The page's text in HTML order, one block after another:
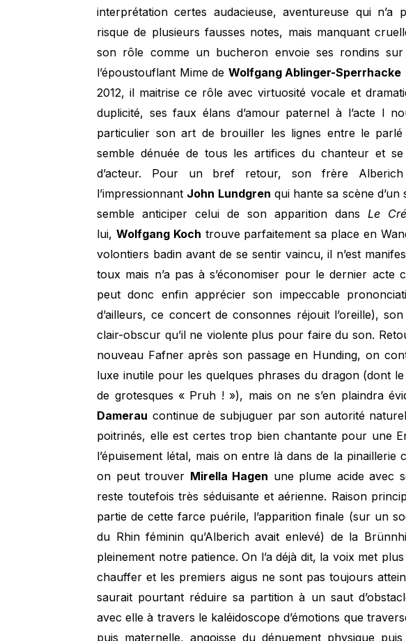
interprétation certes audacieuse, aventureuse qui
risque de plusieurs fausses notes, mais manquant
son rôle comme un bucheron envoie ses rondins
l’époustouflant Mime de Wolfgang Ablinger-Sperrhacke
2012, il maitrise ce rôle avec virtuosité vocale et
duplicité, ses faux élans d’amour paternel à l’acte I
particulier son art de brouiller les lignes entre le parlé
semble dénuée de tous les artifices du chanteur et
d’acteur. Pour un bref retour, son frère
l’impressionnant John Lundgren qui hante sa scène
semble anticiper celui de son apparition dans Le
lui, Wolfgang Koch trouve parfaitement sa place en
volontiers badin avant de se sentir vaincu, il n’est
toux mais n’a pas à s’économiser pour le dernier acte
peut donc enfin apprécier son impeccable
d’ailleurs, ce concert de consonnes réjouit l’oreille),
clair-obscur qu’il ne violente plus pour faire du son.
nouveau Fafner après son passage en Hunding, on
luxe inutile pour les quelques phrases du dragon (dont
de grotesques « Pruh ! »), mais on ne s’en plaindra
Damerau continue de subjuguer par son autorité
poitrinés, elle est certes trop bien chantante pour une
l’épuisement létal, mais on entre là dans de la pinaillerie
on peut trouver Mirella Hagen une plume acide avec
reste toutefois très séduisante et aérienne. Raison
partie de cette farce puérile, l’apparition finale (sur un
du Rhin féminin qu’Alberich avait enlevé) de la
pleinement notre patience. On l’a déjà dit, la voix met
chauffer et les premiers aigus ne sont pas toujours
saurait pourtant réduire sa partition à un saut
avec elle à travers le kaléidoscope d’émotions que
puis maternelle, angoisse du dénuement physique